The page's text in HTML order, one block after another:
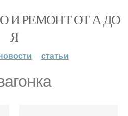
И РЕМОНТ ОТ А ДО
Я
статьи